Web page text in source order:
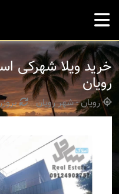
رویان
رویان - شهر رویان